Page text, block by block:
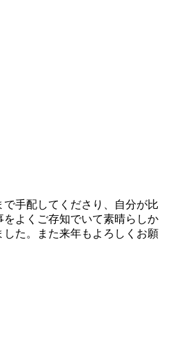
手配してくださり、自分が比
よくご存知でいて素晴らしか
た。また来年もよろしくお願